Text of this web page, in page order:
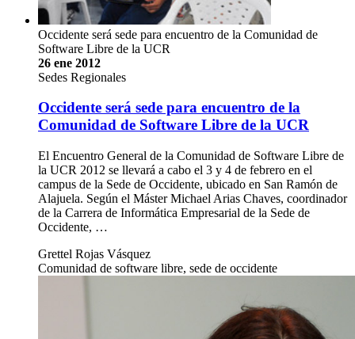
Occidente será sede para encuentro de la Comunidad de
Software Libre de la UCR
26 ene 2012
Sedes Regionales
Occidente será sede para encuentro de la
Comunidad de Software Libre de la UCR
El Encuentro General de la Comunidad de Software Libre de
la UCR 2012 se llevará a cabo el 3 y 4 de febrero en el
campus de la Sede de Occidente, ubicado en San Ramón de
Alajuela. Según el Máster Michael Arias Chaves, coordinador
de la Carrera de Informática Empresarial de la Sede de
Occidente, …
Grettel Rojas Vásquez
Comunidad de software libre, sede de occidente